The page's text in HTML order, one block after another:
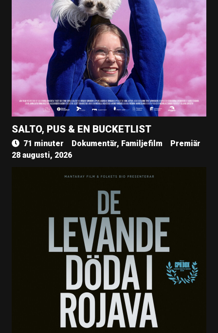
SALTO, PUS & EN BUCKETLIST
71 minuter Dokumentär, Familjefilm
Premiär
28 augusti, 2026